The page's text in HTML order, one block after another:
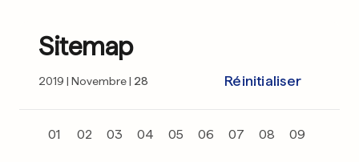
Sitemap
2019 Novembre 28 Réinitialiser
01 02 03 04 05 06 07 08 09